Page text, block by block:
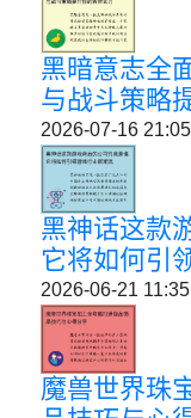
黑暗意志全
与战斗策略
2026-07-16
黑神话这款
它将如何引
2026-06-21
魔兽世界珠